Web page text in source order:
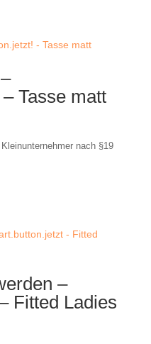
Tasse matt
nach §19
–
Fitted Ladies